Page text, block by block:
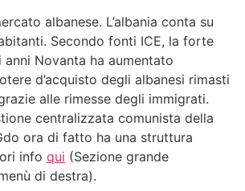
albanese. L’albania conta su
Secondo fonti ICE, la forte
Novanta ha aumentato
d’acquisto degli albanesi rimasti
alle rimesse degli immigrati.
centralizzata comunista della
ora di fatto ha una struttura
info qui (Sezione grande
di destra).